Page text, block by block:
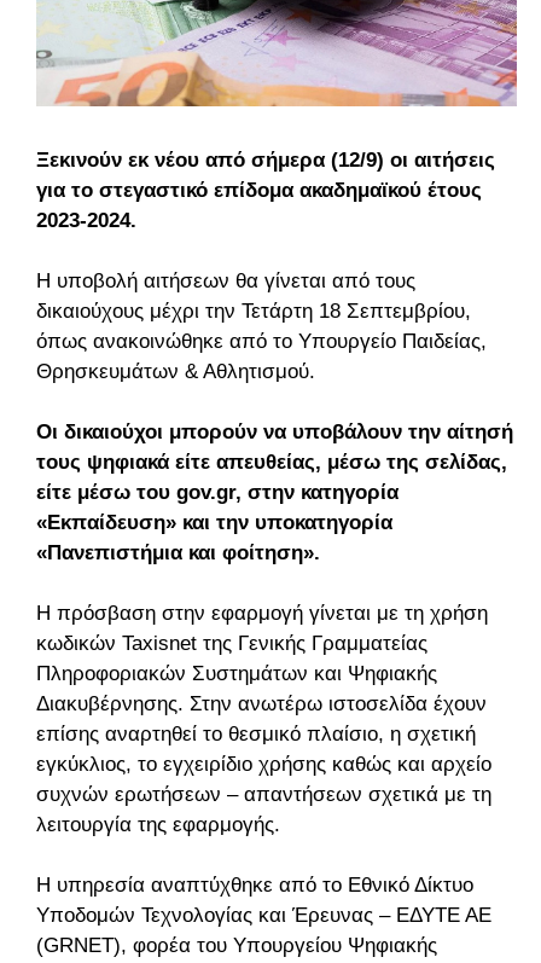
Ξεκινούν εκ νέου από σήμερα (12/9) οι αιτήσεις
για το στεγαστικό επίδομα ακαδημαϊκού έτους
2023-2024.
Η υποβολή αιτήσεων θα γίνεται από τους
δικαιούχους μέχρι την Τετάρτη 18 Σεπτεμβρίου,
όπως ανακοινώθηκε από το Υπουργείο Παιδείας,
Θρησκευμάτων & Αθλητισμού.
Οι δικαιούχοι μπορούν να υποβάλουν την αίτησή
τους ψηφιακά είτε απευθείας, μέσω της σελίδας,
είτε μέσω του gov.gr, στην κατηγορία
«Εκπαίδευση» και την υποκατηγορία
«Πανεπιστήμια και φοίτηση».
Η πρόσβαση στην εφαρμογή γίνεται με τη χρήση
κωδικών Taxisnet της Γενικής Γραμματείας
Πληροφοριακών Συστημάτων και Ψηφιακής
Διακυβέρνησης. Στην ανωτέρω ιστοσελίδα έχουν
επίσης αναρτηθεί το θεσμικό πλαίσιο, η σχετική
εγκύκλιος, το εγχειρίδιο χρήσης καθώς και αρχείο
συχνών ερωτήσεων – απαντήσεων σχετικά με τη
λειτουργία της εφαρμογής.
Η υπηρεσία αναπτύχθηκε από το Εθνικό Δίκτυο
Υποδομών Τεχνολογίας και Έρευνας – ΕΔΥΤΕ ΑΕ
(GRNET), φορέα του Υπουργείου Ψηφιακής